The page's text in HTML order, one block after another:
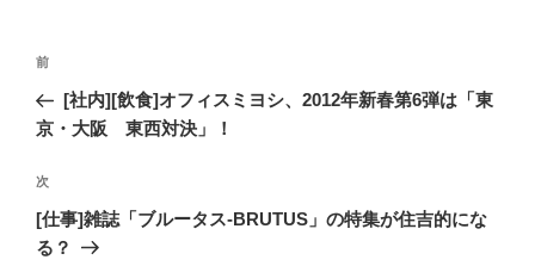
投
ナ
ゲ
ー
シ
過
去
の
稿
前
[社内][飲食]オフィスミヨシ、2012年新春第6弾は「東
京・大阪 東西対決」！
次
の
投
次
[仕事]雑誌「ブルータス-BRUTUS」の特集が住吉的にな
る？